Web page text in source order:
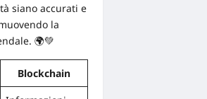
siano accurati e
la
🌍💚
Blockchain